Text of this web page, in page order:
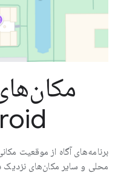
برنامه‌های آگاه از موقعیت
محلی و سایر مکان‌های نزدیک